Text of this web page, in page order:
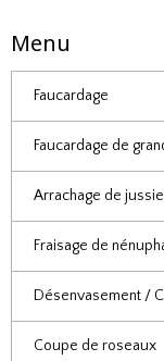
Menu
Faucardage
Faucardage de
Arrachage de jussie
Fraisage de
Désenvasement /
Coupe de roseaux